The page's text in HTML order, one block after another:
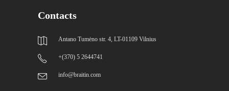
Contacts
Antano Tumėno str. 4, LT-01109 Vilnius
+(370) 5 2644741
info@braitin.com